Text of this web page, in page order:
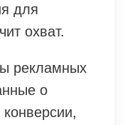
для
охват.
рекламных
о